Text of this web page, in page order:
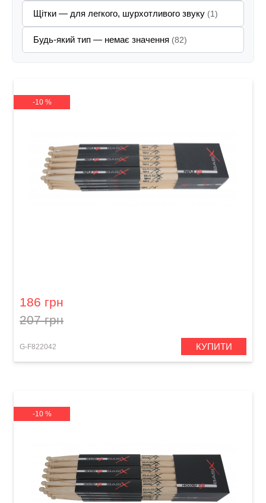
Щітки — для легкого, шурхотливого звуку (1)
Будь-який тип — немає значення (82)
-10 %
186 грн
207 грн
G-F822042 КУПИТИ
-10 %